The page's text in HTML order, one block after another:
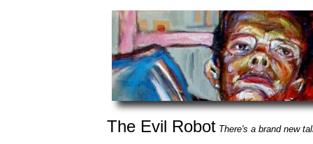
The Evil Robot There's a brand new